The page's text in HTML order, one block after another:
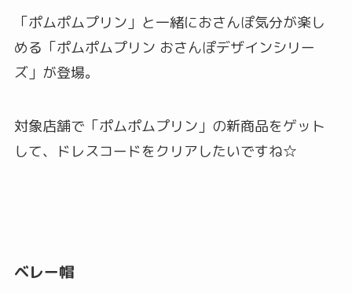
「ポムポムプリン」と一緒におさんぽ気分が楽し
める「ポムポムプリン おさんぽデザインシリー
ズ」が登場。
対象店舗で「ポムポムプリン」の新商品をゲット
して、ドレスコードをクリアしたいですね☆
ベレー帽